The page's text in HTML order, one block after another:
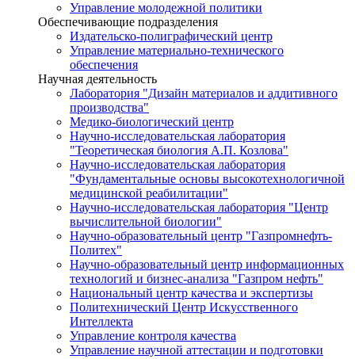
Управление молодежной политики
Обеспечивающие подразделения
Издательско-полиграфический центр
Управление материально-технического
обеспечения
Научная деятельность
Лаборатория "Дизайн материалов и аддитивного
производства"
Медико-биологический центр
Научно-исследовательская лаборатория
"Теоретическая биология А.П. Козлова"
Научно-исследовательская лаборатория
"Фундаментальные основы высокотехнологичной
медицинской реабилитации"
Научно-исследовательская лаборатория "Центр
вычислительной биологии"
Научно-образовательный центр "Газпромнефть-
Политех"
Научно-образовательный центр информационных
технологий и бизнес-анализа "Газпром нефть"
Национальный центр качества и экспертизы
Политехнический Центр Искусственного
Интеллекта
Управление контроля качества
Управление научной аттестации и подготовки